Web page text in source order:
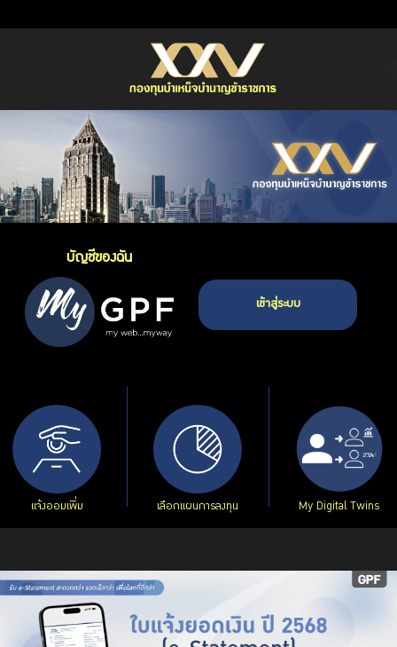
เกี่ยวกับ กบข.
บริการสมาชิก
ลงทุน
การลงทุนอย่างรับผิดชอบ
การบริหารความเสี่ยง
รายงานผลการดำเนินงาน
ข่าวสารและกิจกรรม
บริการเจ้าหน้าที่ส่วนราชการ
ร่วมงานกับเรา
ติดต่อเรา
ไทย | Eng
บัญชีของฉัน
เข้าสู่ระบบ
แจ้งออมเพิ่ม เลือกแผนการลงทุน My Digital Twins